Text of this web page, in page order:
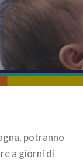
potranno
a giorni di